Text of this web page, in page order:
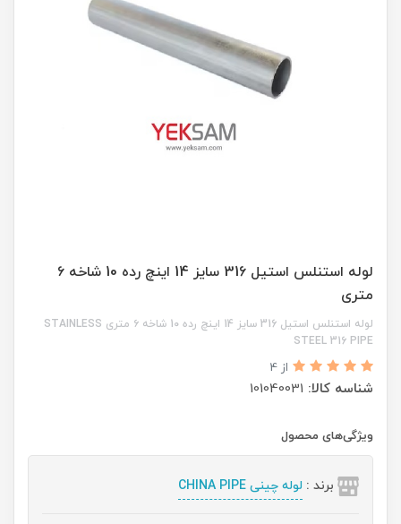
لوله استنلس استیل 316 سایز 14 اینچ رده 10 شاخه ۶
متری
لوله استنلس استیل 316 سایز 14 اینچ رده 10 شاخه ۶ متری STAINLESS
STEEL 316 PIPE
از 4
شناسه کالا: 101040031
ویژگی‌های محصول
برند : لوله چینی CHINA PIPE